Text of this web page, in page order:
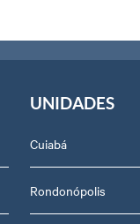
UNIDADES
Cuiabá
Rondonópolis